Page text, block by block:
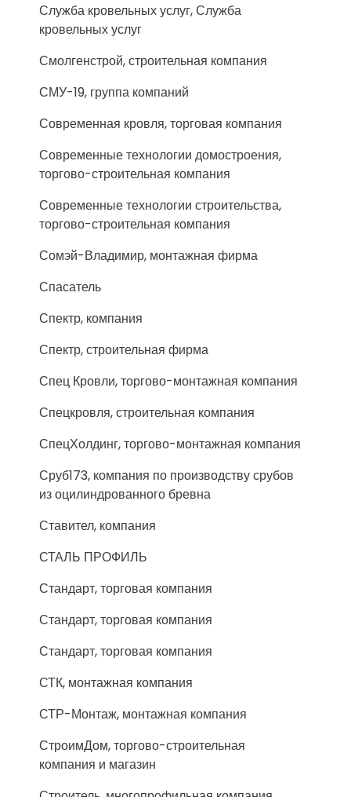
Служба кровельных услуг, Служба
кровельных услуг
Смолгенстрой, строительная компания
СМУ-19, группа компаний
Современная кровля, торговая компания
Современные технологии домостроения,
торгово-строительная компания
Современные технологии строительства,
торгово-строительная компания
Сомэй-Владимир, монтажная фирма
Спасатель
Спектр, компания
Спектр, строительная фирма
Спец Кровли, торгово-монтажная компания
Спецкровля, строительная компания
СпецХолдинг, торгово-монтажная компания
Сруб173, компания по производству срубов
из оцилиндрованного бревна
Ставител, компания
СТАЛЬ ПРОФИЛЬ
Стандарт, торговая компания
Стандарт, торговая компания
Стандарт, торговая компания
СТК, монтажная компания
СТР-Монтаж, монтажная компания
СтроимДом, торгово-строительная
компания и магазин